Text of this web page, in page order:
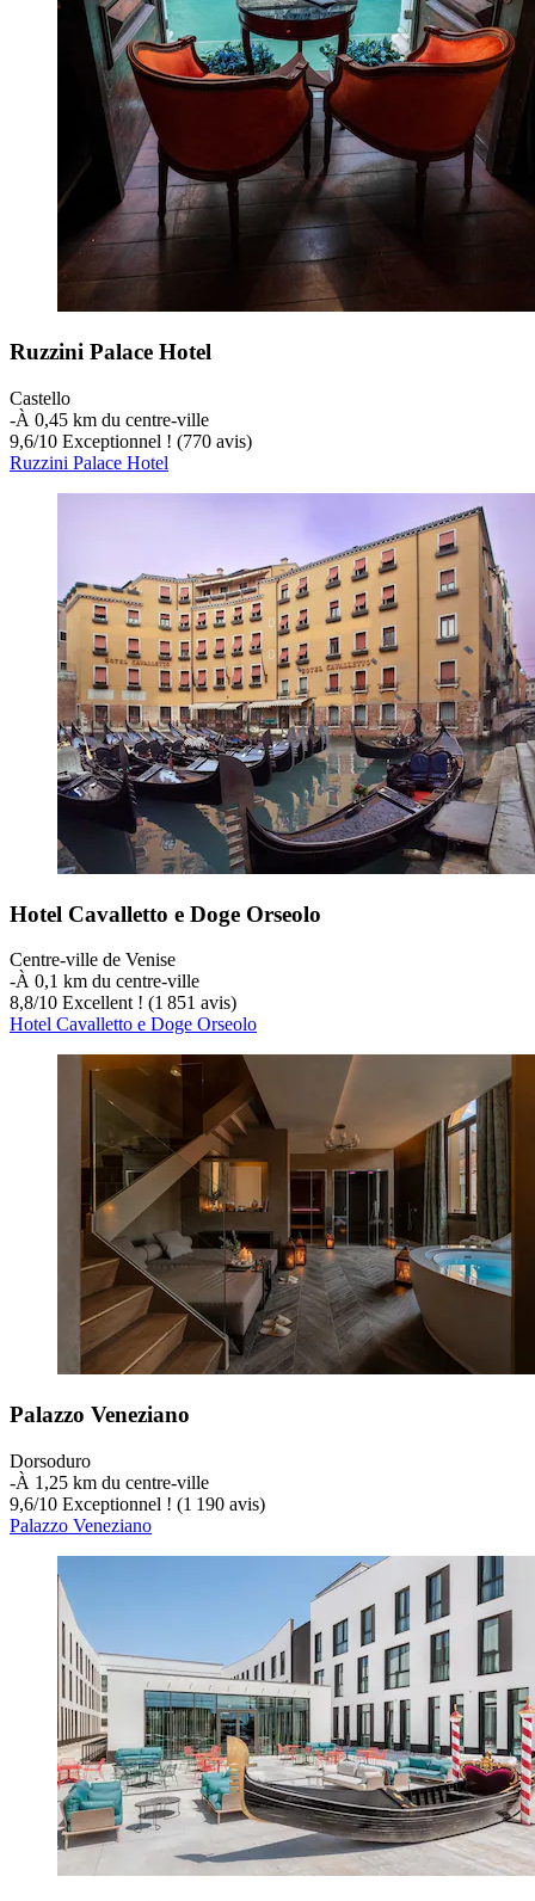
Ruzzini Palace Hotel
Castello
‐À 0,45 km du centre-ville
9,6/10 Exceptionnel ! (770 avis)
Ruzzini Palace Hotel
Hotel Cavalletto e Doge Orseolo
Centre-ville de Venise
‐À 0,1 km du centre-ville
8,8/10 Excellent ! (1 851 avis)
Hotel Cavalletto e Doge Orseolo
Palazzo Veneziano
Dorsoduro
‐À 1,25 km du centre-ville
9,6/10 Exceptionnel ! (1 190 avis)
Palazzo Veneziano